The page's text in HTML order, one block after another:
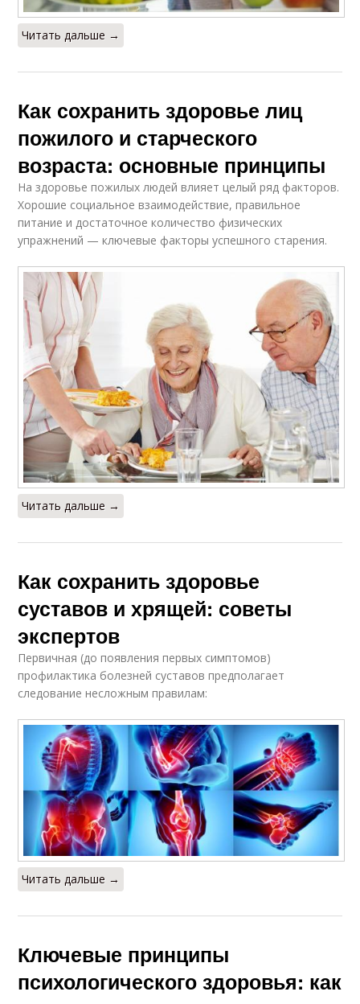
Читать дальше →
Как сохранить здоровье лиц
пожилого и старческого
возраста: основные принципы
На здоровье пожилых людей влияет целый ряд факторов.
Хорошие социальное взаимодействие, правильное
питание и достаточное количество физических
упражнений — ключевые факторы успешного старения.
Читать дальше →
Как сохранить здоровье
суставов и хрящей: советы
экспертов
Первичная (до появления первых симптомов)
профилактика болезней суставов предполагает
следование несложным правилам:
Читать дальше →
Ключевые принципы
психологического здоровья: как